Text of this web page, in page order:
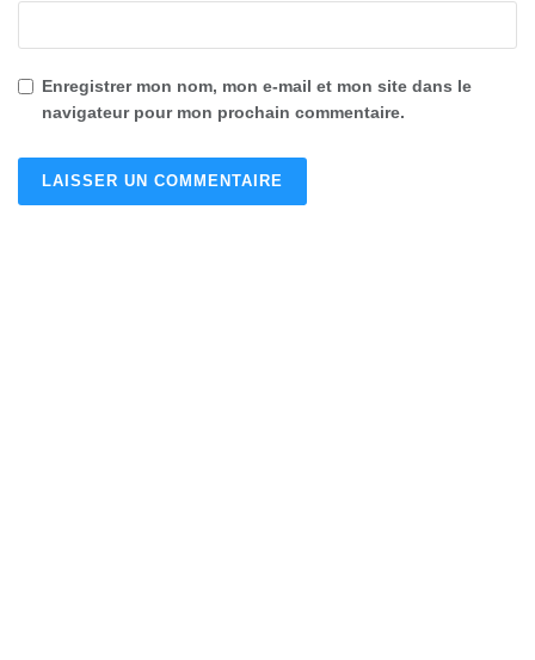
Enregistrer mon nom, mon e-mail et mon site dans le
navigateur pour mon prochain commentaire.